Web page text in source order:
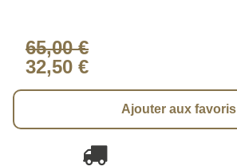
65,00 €
32,50 €
Ajouter aux favoris